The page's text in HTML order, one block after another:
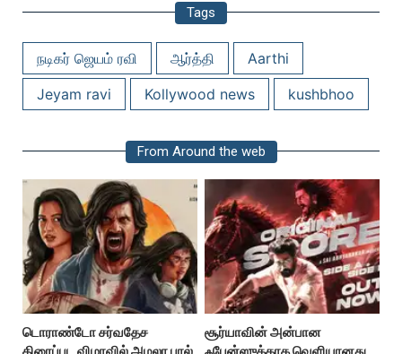
Tags
நடிகர் ஜெயம் ரவி ஆர்த்தி
Aarthi
Jeyam ravi
Kollywood news kushbhoo
From Around the web
டொராண்டோ சர்வதேச
சூர்யாவின் அன்பான